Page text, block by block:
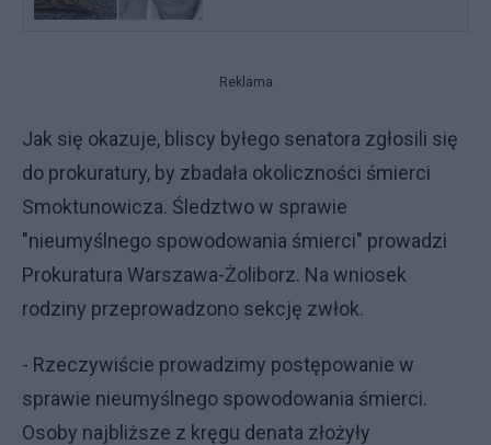
Reklama
Jak się okazuje, bliscy byłego senatora zgłosili się
do prokuratury, by zbadała okoliczności śmierci
Smoktunowicza. Śledztwo w sprawie
"nieumyślnego spowodowania śmierci" prowadzi
Prokuratura Warszawa-Żoliborz. Na wniosek
rodziny przeprowadzono sekcję zwłok.
- Rzeczywiście prowadzimy postępowanie w
sprawie nieumyślnego spowodowania śmierci.
Osoby najbliższe z kręgu denata złożyły